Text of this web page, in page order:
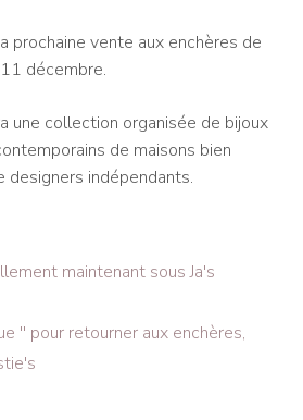
prochaine vente aux enchères de
décembre.
une collection organisée de bijoux
de maisons bien
designers indépendants.
maintenant sous Ja's
'' pour retourner aux enchères,